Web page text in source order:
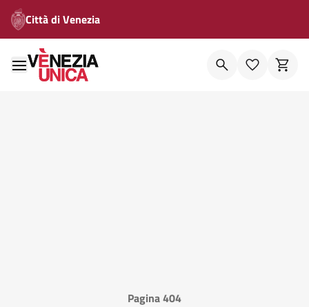
Città di Venezia
Pagina 404